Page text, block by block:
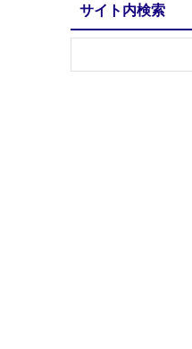
サイト内検索